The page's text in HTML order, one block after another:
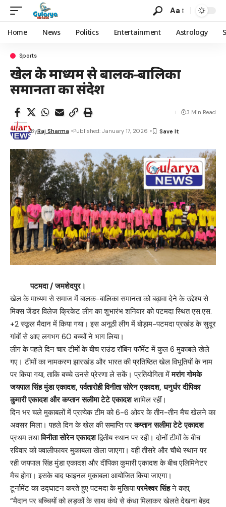
Aa
Home News Politics Entertainment Astrology
Sports
खेल के माध्यम से बालक-बालिका
समानता का संदेश
ByRaj Sharma Published: January 17, 2026
3 Min Read
पटमदा / जमशेदपुर।
खेल के माध्यम से समाज में बालक-बालिका समानता को बढ़ावा देने के उद्देश्य से
मिक्स जेंडर विलेज क्रिकेट लीग का शुभारंभ शनिवार को पटमदा स्थित एस.एस.
+2 स्कूल मैदान में किया गया। इस अनूठी लीग में बोड़ाम-पटमदा प्रखंड के सुदूर
गांवों से आए लगभग 60 बच्चों ने भाग लिया।
लीग के पहले दिन चार टीमों के बीच राउंड रॉबिन फॉर्मेट में कुल 6 मुकाबले खेले
गए। टीमों का नामकरण झारखंड और भारत की प्रतिष्ठित खेल विभूतियों के नाम
पर किया गया, ताकि बच्चे उनसे प्रेरणा ले सकें। प्रतियोगिता मेंमरांग गोमके
जयपाल सिंह मुंडा एकादश, पर्वतारोही विनीता सोरेन एकादश, धनुर्धर दीपिका
कुमारी एकादश और कप्तान सलीमा टेटे एकादशशामिल रहीं।
दिन भर चले मुकाबलों में प्रत्येक टीम को 6-6 ओवर के तीन-तीन मैच खेलने का
अवसर मिला। पहले दिन के खेल की समाप्ति परकप्तान सलीमा टेटे एकादश
प्रथम तथाविनीता सोरेन एकादशद्वितीय स्थान पर रही। दोनों टीमों के बीच
रविवार को क्वालीफायर मुकाबला खेला जाएगा। वहीं तीसरे और चौथे स्थान पर
रही जयपाल सिंह मुंडा एकादश और दीपिका कुमारी एकादश के बीच एलिमिनेटर
मैच होगा। इसके बाद फाइनल मुकाबला आयोजित किया जाएगा।
टूर्नामेंट का उद्घाटन करते हुए पटमदा के मुखियापरमेश्वर सिंहने कहा,
“मैदान पर बच्चियों को लड़कों के साथ कंधे से कंधा मिलाकर खेलते देखना बेहद